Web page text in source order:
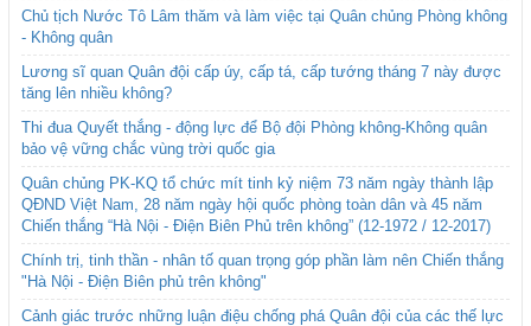
Chủ tịch Nước Tô Lâm thăm và làm việc tại Quân chủng Phòng không
- Không quân
Lương sĩ quan Quân đội cấp úy, cấp tá, cấp tướng tháng 7 này được
tăng lên nhiều không?
Thi đua Quyết thắng - động lực để Bộ đội Phòng không-Không quân
bảo vệ vững chắc vùng trời quốc gia
Quân chủng PK-KQ tổ chức mít tinh kỷ niệm 73 năm ngày thành lập
QĐND Việt Nam, 28 năm ngày hội quốc phòng toàn dân và 45 năm
Chiến thắng “Hà Nội - Điện Biên Phủ trên không” (12-1972 / 12-2017)
Chính trị, tinh thần - nhân tố quan trọng góp phần làm nên Chiến thắng
"Hà Nội - Điện Biên phủ trên không"
Cảnh giác trước những luận điệu chống phá Quân đội của các thế lực